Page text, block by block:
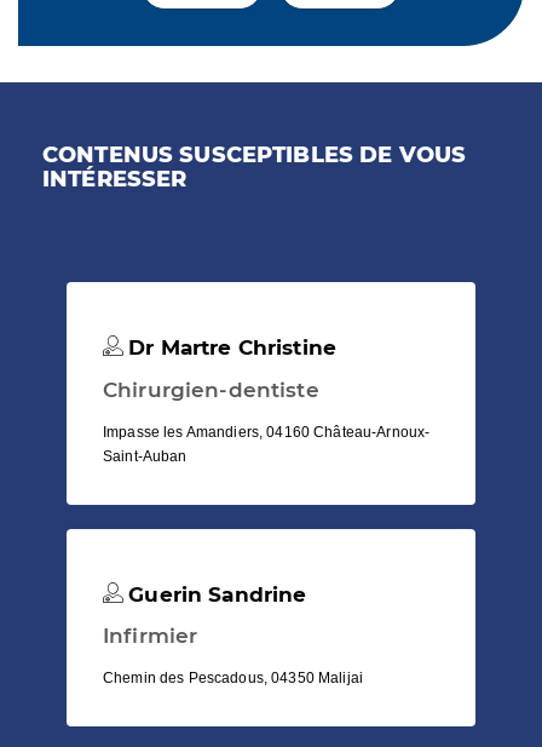
CONTENUS SUSCEPTIBLES DE VOUS
INTÉRESSER
Dr Martre Christine
Chirurgien-dentiste
Impasse les Amandiers, 04160 Château-Arnoux-
Saint-Auban
Guerin Sandrine
Infirmier
Chemin des Pescadous, 04350 Malijai